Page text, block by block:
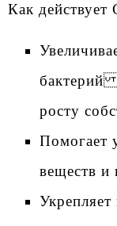
Как действует
бактерий
росту
Помогает
веществ и